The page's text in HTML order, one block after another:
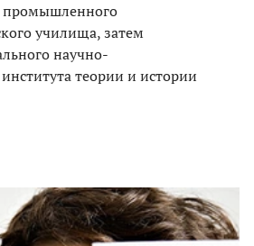
промышленного
училища, затем
научно-
теории и истории